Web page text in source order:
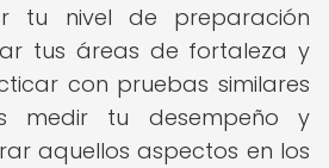
tu nivel de preparación
tus áreas de fortaleza y
con pruebas similares
medir tu desempeño y
aquellos aspectos en los